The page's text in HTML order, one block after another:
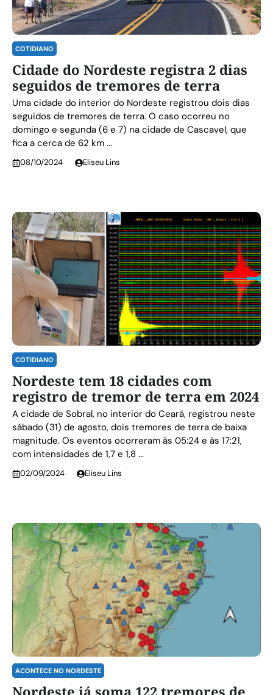
COTIDIANO
Cidade do Nordeste registra 2 dias
seguidos de tremores de terra
Uma cidade do interior do Nordeste registrou dois dias
seguidos de tremores de terra. O caso ocorreu no
domingo e segunda (6 e 7) na cidade de Cascavel, que
fica a cerca de 62 km ...
08/10/2024 Eliseu Lins
COTIDIANO
Nordeste tem 18 cidades com
registro de tremor de terra em 2024
A cidade de Sobral, no interior do Ceará, registrou neste
sábado (31) de agosto, dois tremores de terra de baixa
magnitude. Os eventos ocorreram às 05:24 e às 17:21,
com intensidades de 1,7 e 1,8 ...
02/09/2024 Eliseu Lins
ACONTECE NO NORDESTE
Nordeste já soma 122 tremores de